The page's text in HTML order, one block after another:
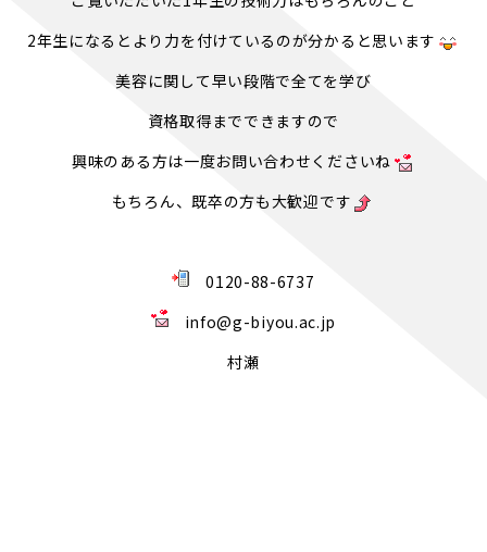
2年生になるとより力を付けているのが分かると思います
美容に関して早い段階で全てを学び
資格取得までできますので
興味のある方は一度お問い合わせくださいね
もちろん、既卒の方も大歓迎です
0120-88-6737
info@g-biyou.ac.jp
村瀬